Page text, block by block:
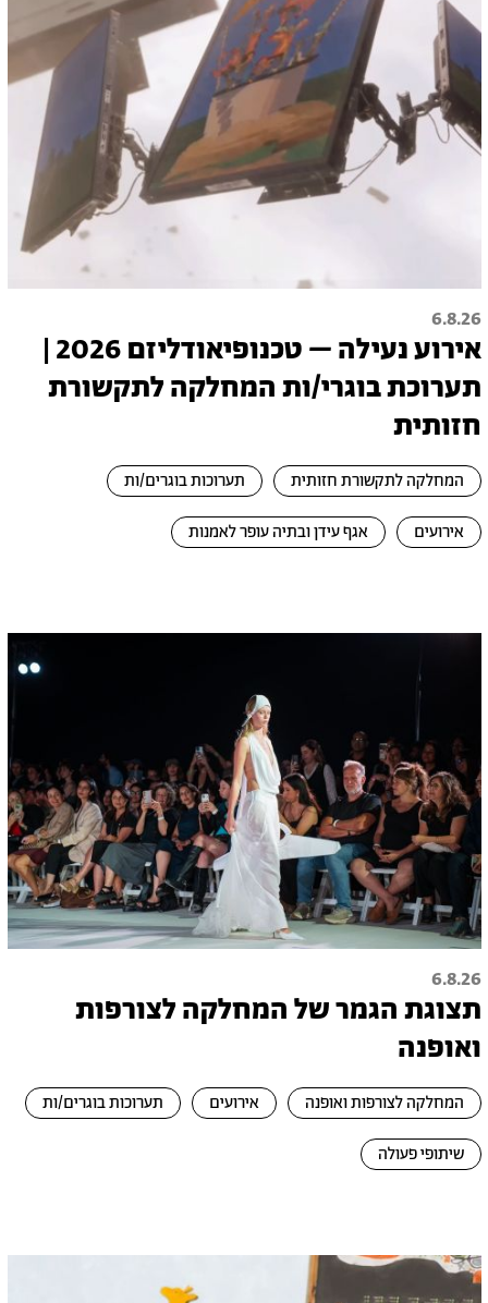
6.8.26
אירוע נעילה – טכנופיאודליזם 2026 |
תערוכת בוגרי/ות המחלקה לתקשורת
חזותית
המחלקה לתקשורת חזותית תערוכות בוגרים/ות
אירועים אגף עידן ובתיה עופר לאמנות
6.8.26
תצוגת הגמר של המחלקה לצורפות
ואופנה
המחלקה לצורפות ואופנה אירועים תערוכות בוגרים/ות
שיתופי פעולה